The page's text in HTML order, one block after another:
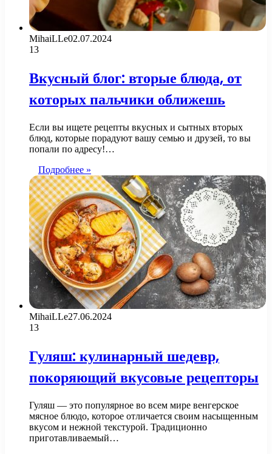
MihaiLLe02.07.2024
13
Вкусный блог: вторые блюда, от
которых пальчики оближешь
Если вы ищете рецепты вкусных и сытных вторых
блюд, которые порадуют вашу семью и друзей, то вы
попали по адресу!…
Подробнее »
MihaiLLe27.06.2024
13
Гуляш: кулинарный шедевр,
покоряющий вкусовые рецепторы
Гуляш — это популярное во всем мире венгерское
мясное блюдо, которое отличается своим насыщенным
вкусом и нежной текстурой. Традиционно
приготавливаемый…